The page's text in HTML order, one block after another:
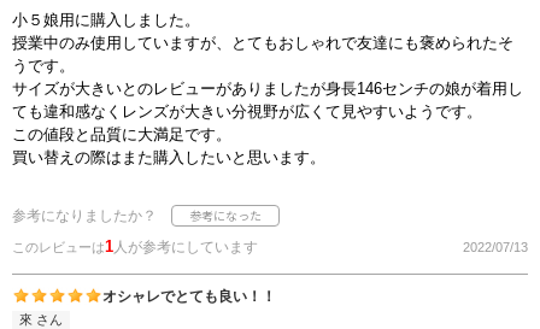
小５娘用に購入しました。
授業中のみ使用していますが、とてもおしゃれで友達にも褒められたそ
うです。
サイズが大きいとのレビューがありましたが身長146センチの娘が着用し
ても違和感なくレンズが大きい分視野が広くて見やすいようです。
この値段と品質に大満足です。
買い替えの際はまた購入したいと思います。
参考になりましたか？
このレビューは1人が参考にしています 2022/07/13
オシャレでとても良い！！
來 さん